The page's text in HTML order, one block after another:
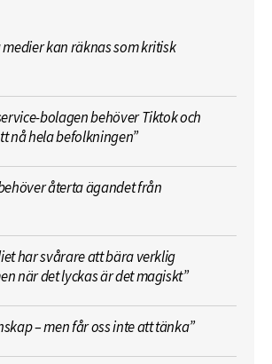
medier kan räknas som kritisk
bolagen behöver Tiktok och
nå hela befolkningen”
återta ägandet från
har svårare att bära verklig
när det lyckas är det magiskt”
– men får oss inte att tänka”